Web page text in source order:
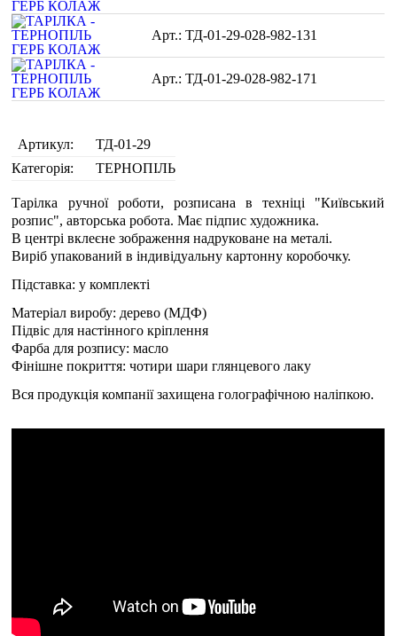
ТД-01-29-028-982-131
ТД-01-29-028-982-171
Артикул:
ТД-01-29
Категорія:
ТЕРНОПІЛЬ
Тарілка ручної роботи, розписана в техніці "Київський
розпис", авторська робота. Має підпис художника.
В центрі вклеєне зображення надруковане на металі.
Виріб упакований в індивідуальну картонну коробочку.
Підставка: у комплекті
Матеріал виробу: дерево (МДФ)
Підвіс для настінного кріплення
Фарба для розпису: масло
Фінішне покриття: чотири шари глянцевого лаку
Вся продукція компанії захищена голографічною наліпкою.